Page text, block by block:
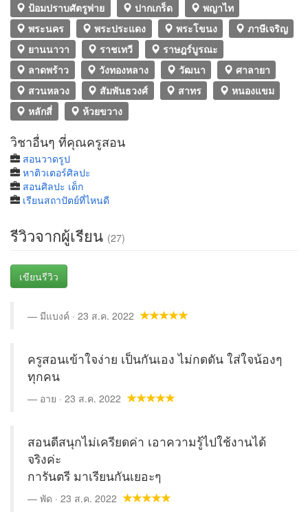
ป้อมปราบศัตรูพ่าย
ปากเกร็ด
พญาไท
พระนคร
พระประแดง พระโขนง
ภาษีเจริญ
ยานนาวา
ราชเทวี
ราษฎร์บูรณะ
ลาดพร้าว
วังทองหลาง วัฒนา
ศาลายา
สวนหลวง
สัมพันธวงศ์ สาทร
หนองแขม
หลักสี่
ห้วยขวาง
วิชาอื่นๆ ที่คุณครูสอน
สอนวาดรูป
หาติวเตอร์ศิลปะ
สอนศิลปะ เด็ก
เรียนสถาปัตย์ที่ไหนดี
รีวิวจากผู้เรียน (27)
เขียนรีวิว
มีแบงค์ · 23 ส.ค. 2022
ครูสอนเข้าใจง่าย เป็นกันเอง ไม่กดดัน ใส่ใจน้องๆ
ทุกคน
อาย · 23 ส.ค. 2022
สอนดีสนุกไม่เครียดค่า เอาความรู้ไปใช้งานได้
จริงค่ะ
การันตรี มาเรียนกันเยอะๆ
พัด · 23 ส.ค. 2022